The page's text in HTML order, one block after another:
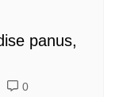
panus,
0